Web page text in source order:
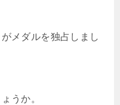
メダルを独占しまし
うか。